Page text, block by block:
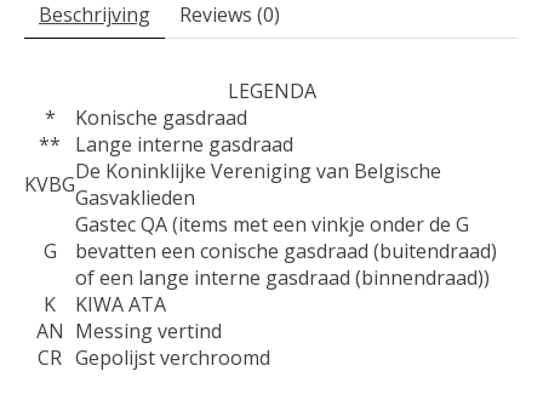
Beschrijving Reviews (0)
LEGENDA
*
Konische gasdraad
**
Lange interne gasdraad
KVBGDe Koninklijke Vereniging van Belgische
Gasvaklieden
G
Gastec QA (items met een vinkje onder de G
bevatten een conische gasdraad (buitendraad)
of een lange interne gasdraad (binnendraad))
K
KIWA ATA
AN Messing vertind
CR Gepolijst verchroomd